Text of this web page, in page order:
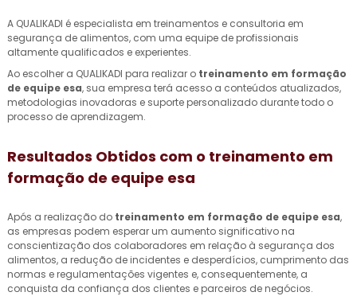
A QUALIKADI é especialista em treinamentos e consultoria em
segurança de alimentos, com uma equipe de profissionais
altamente qualificados e experientes.
Ao escolher a QUALIKADI para realizar o treinamento em formação
de equipe esa, sua empresa terá acesso a conteúdos atualizados,
metodologias inovadoras e suporte personalizado durante todo o
processo de aprendizagem.
Resultados Obtidos com o treinamento em
formação de equipe esa
Após a realização do treinamento em formação de equipe esa,
as empresas podem esperar um aumento significativo na
conscientização dos colaboradores em relação à segurança dos
alimentos, a redução de incidentes e desperdícios, cumprimento das
normas e regulamentações vigentes e, consequentemente, a
conquista da confiança dos clientes e parceiros de negócios.